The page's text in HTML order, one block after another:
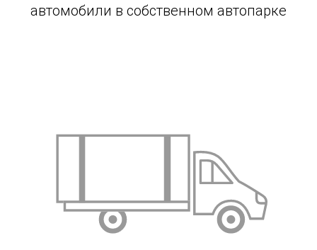
автомобили в собственном автопарке